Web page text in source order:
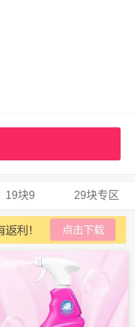
19块9 29块专区